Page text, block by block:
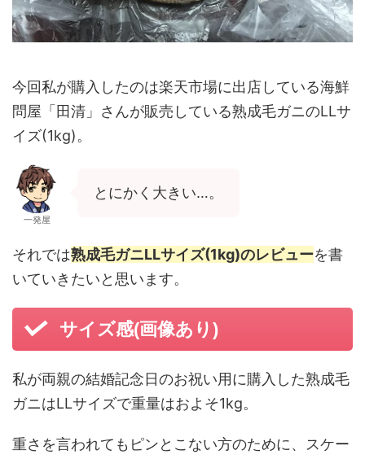
今回私が購入したのは楽天市場に出店している海鮮
問屋「田清」さんが販売している熟成毛ガニのLLサ
イズ(1kg)。
一発屋
とにかく大きい…。
それでは熟成毛ガニLLサイズ(1kg)のレビューを書
いていきたいと思います。
サイズ感(画像あり)
私が両親の結婚記念日のお祝い用に購入した熟成毛
ガニはLLサイズで重量はおよそ1kg。
重さを言われてもピンとこない方のために、スケー